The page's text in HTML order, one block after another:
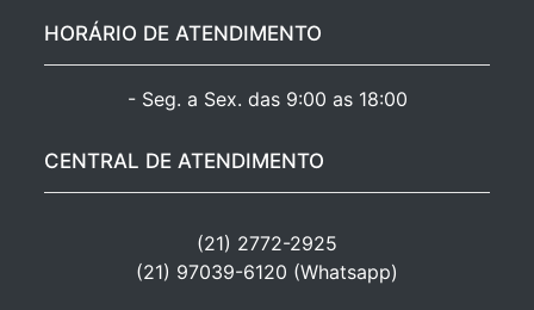
HORÁRIO DE ATENDIMENTO
- Seg. a Sex. das 9:00 as 18:00
CENTRAL DE ATENDIMENTO
(21) 2772-2925
(21) 97039-6120 (Whatsapp)